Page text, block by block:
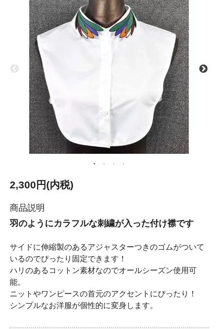
2,300円(内税)
商品説明
羽のようにカラフルな刺繍が入った付け襟です
サイドに伸縮製のあるアジャスターつきのゴムがついて
いるのでぴったり固定できます！
ハリのあるコットン素材なのでオールシーズン使用可
能。
ニットやワンピースの首元のアクセントにぴったり！
シンプルなお洋服が個性的に変身します。